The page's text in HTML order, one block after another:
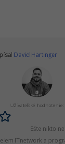
David Hartinger
Užívateľské hodnotenie:
Ešte nikto
ITnetwork a